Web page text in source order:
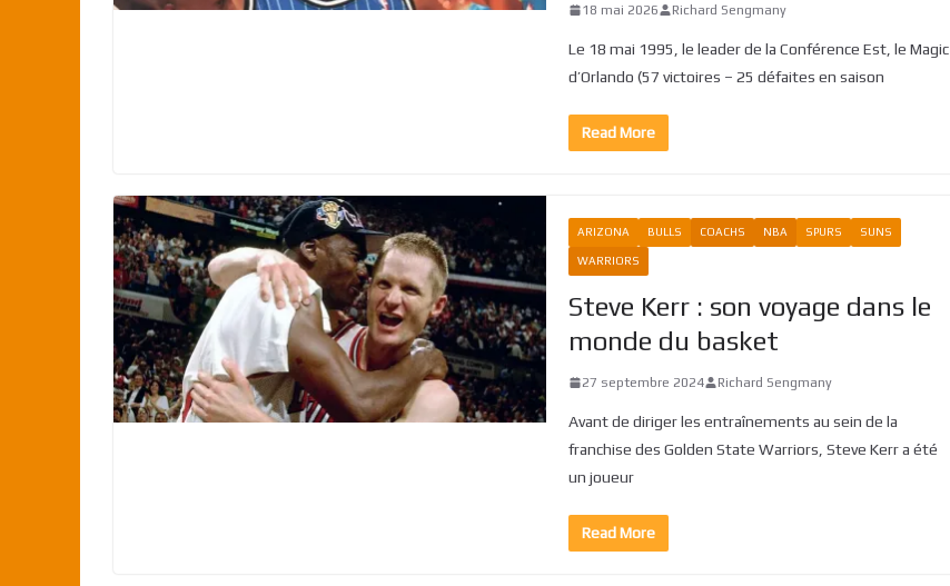
18 mai 2026 Richard Sengmany
Le 18 mai 1995, le leader de la Conférence Est, le Magic
d’Orlando (57 victoires – 25 défaites en saison
Read More
ARIZONA BULLS COACHS NBA SPURS SUNS
WARRIORS
Steve Kerr : son voyage dans le
monde du basket
27 septembre 2024 Richard Sengmany
Avant de diriger les entraînements au sein de la
franchise des Golden State Warriors, Steve Kerr a été
un joueur
Read More